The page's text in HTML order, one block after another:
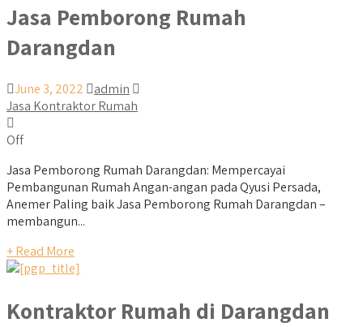
Jasa Pemborong Rumah
Darangdan
June 3, 2022
admin
Jasa Kontraktor Rumah
Off
Jasa Pemborong Rumah Darangdan: Mempercayai
Pembangunan Rumah Angan-angan pada Qyusi Persada,
Anemer Paling baik Jasa Pemborong Rumah Darangdan –
membangun...
+ Read More
Kontraktor Rumah di Darangdan